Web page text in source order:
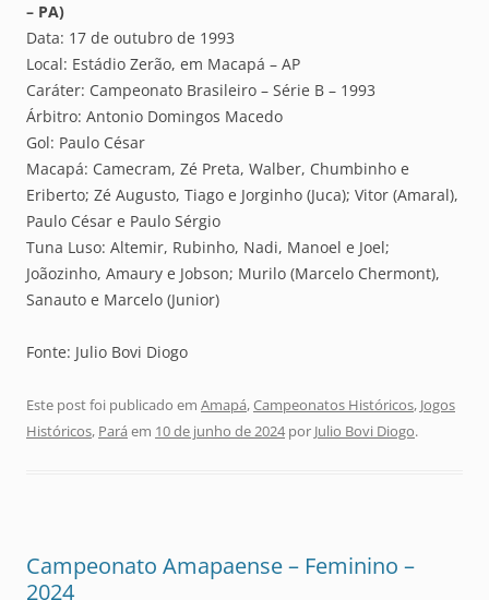
– PA)
Data: 17 de outubro de 1993
Local: Estádio Zerão, em Macapá – AP
Caráter: Campeonato Brasileiro – Série B – 1993
Árbitro: Antonio Domingos Macedo
Gol: Paulo César
Macapá: Camecram, Zé Preta, Walber, Chumbinho e
Eriberto; Zé Augusto, Tiago e Jorginho (Juca); Vitor (Amaral),
Paulo César e Paulo Sérgio
Tuna Luso: Altemir, Rubinho, Nadi, Manoel e Joel;
Joãozinho, Amaury e Jobson; Murilo (Marcelo Chermont),
Sanauto e Marcelo (Junior)
Fonte: Julio Bovi Diogo
Este post foi publicado em Amapá,Campeonatos Históricos, Jogos
Históricos, Pará em 10 de junho de 2024por Julio Bovi Diogo.
Campeonato Amapaense – Feminino –
2024